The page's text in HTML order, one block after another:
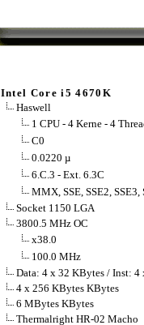
Intel Core i5 4670K
Haswell
1 CPU - 4 Kerne - 4
C0
0.0220 µ
6.C.3 - Ext. 6.3C
MMX, SSE, SSE2,
Socket 1150 LGA
3800.5 MHz OC
x38.0
100.0 MHz
Data: 4 x 32 KBytes / Inst:
4 x 256 KBytes KBytes
6 MBytes KBytes
Thermalright HR-02 Macho